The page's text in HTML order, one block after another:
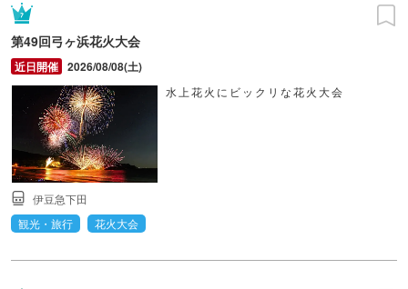
第49回弓ヶ浜花火大会
2026/08/08(土)
水上花火にビックリな花火大会
伊豆急下田
観光・旅行
花火大会